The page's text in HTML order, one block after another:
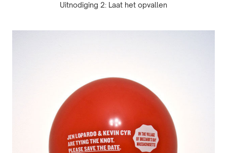
Uitnodiging 2: Laat het opvallen